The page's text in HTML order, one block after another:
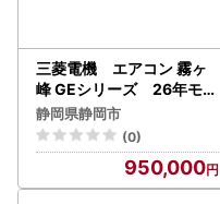
三菱電機 エアコン 霧ヶ
峰 GEシリーズ 26年モデ
ル MSZ-GE5626S-W
（18畳用/200V/ピュアホ
ワイト） 【標準設置工事
付】【配送不可：沖縄・離
島】
静岡県静岡市
(0)
950,000